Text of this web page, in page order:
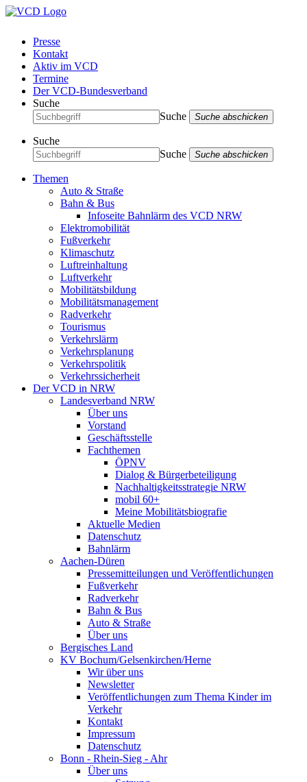
Presse
Kontakt
Aktiv im VCD
Termine
Der VCD-Bundesverband
Suche
Suche
Suche abschicken
Suche
Suche
Suche abschicken
Themen
Auto & Straße
Bahn & Bus
Infoseite Bahnlärm des VCD NRW
Elektromobilität
Fußverkehr
Klimaschutz
Luftreinhaltung
Luftverkehr
Mobilitätsbildung
Mobilitätsmanagement
Radverkehr
Tourismus
Verkehrslärm
Verkehrsplanung
Verkehrspolitik
Verkehrssicherheit
Der VCD in NRW
Landesverband NRW
Über uns
Vorstand
Geschäftsstelle
Fachthemen
ÖPNV
Dialog & Bürgerbeteiligung
Nachhaltigkeitsstrategie NRW
mobil 60+
Meine Mobilitätsbiografie
Aktuelle Medien
Datenschutz
Bahnlärm
Aachen-Düren
Pressemitteilungen und Veröffentlichungen
Fußverkehr
Radverkehr
Bahn & Bus
Auto & Straße
Über uns
Bergisches Land
KV Bochum/Gelsenkirchen/Herne
Wir über uns
Newsletter
Veröffentlichungen zum Thema Kinder im
Verkehr
Kontakt
Impressum
Datenschutz
Bonn - Rhein-Sieg - Ahr
Über uns